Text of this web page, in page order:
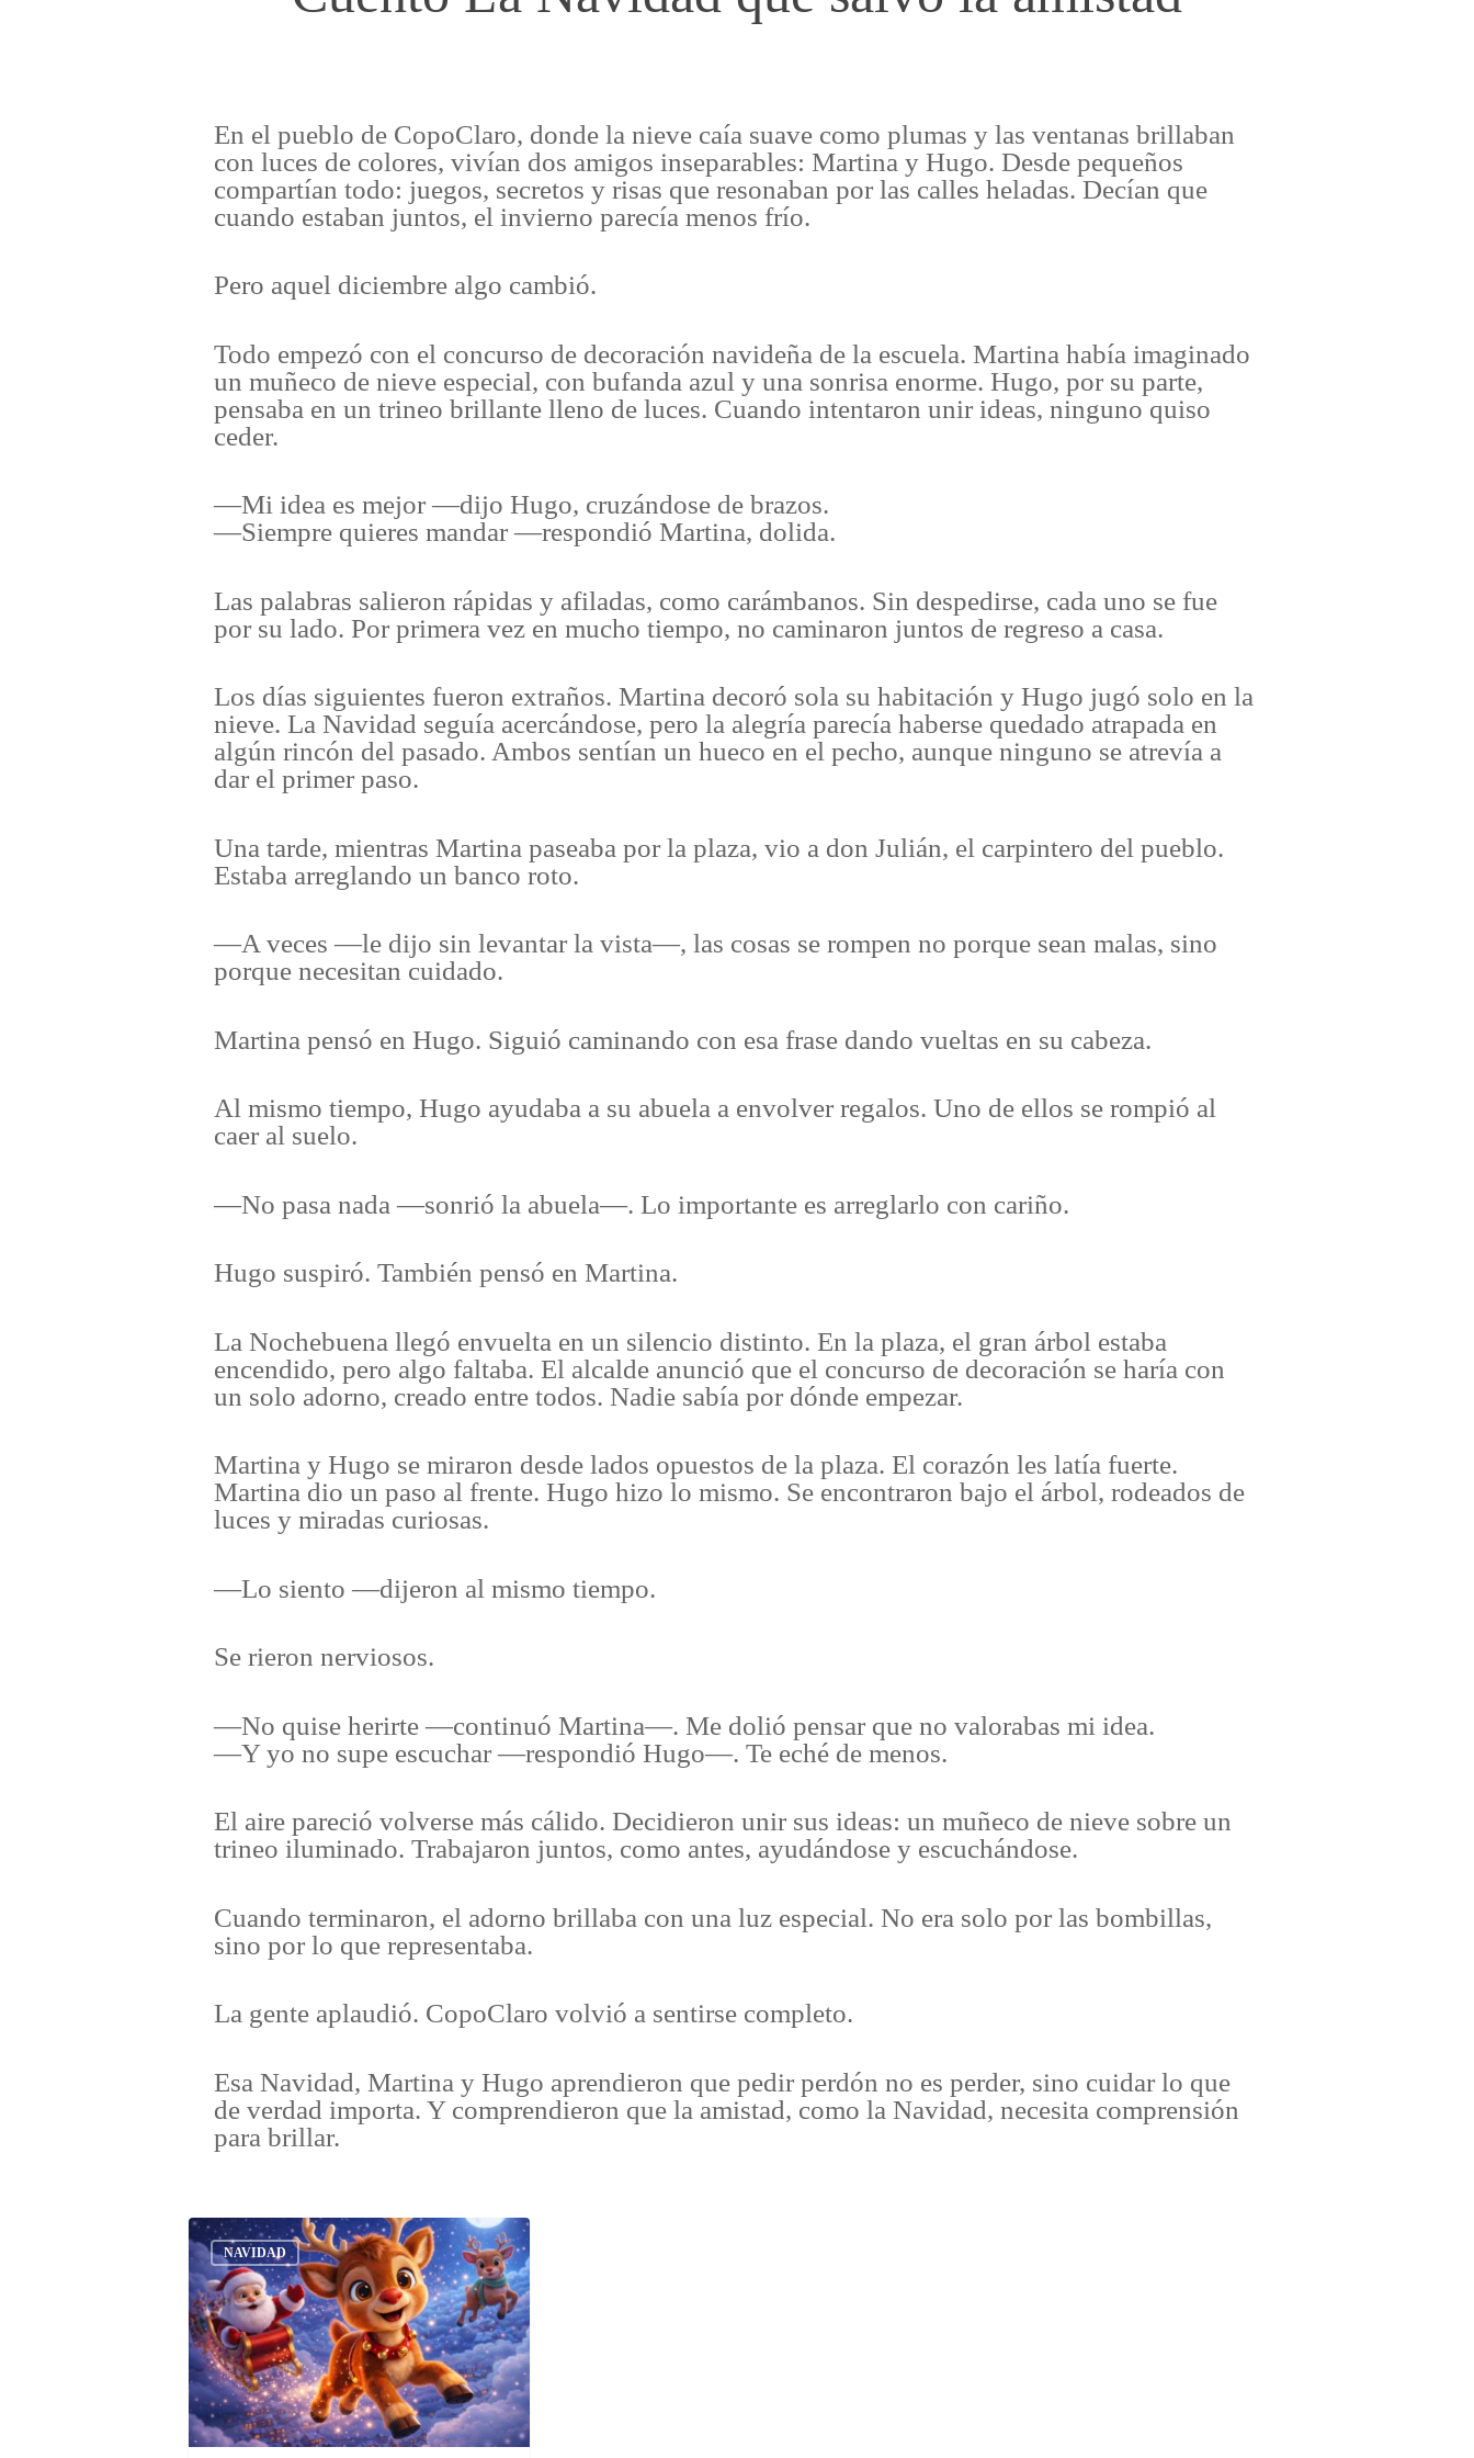
En el pueblo de CopoClaro, donde la nieve caía suave como plumas y las ventanas brillaban
con luces de colores, vivían dos amigos inseparables: Martina y Hugo. Desde pequeños
compartían todo: juegos, secretos y risas que resonaban por las calles heladas. Decían que
cuando estaban juntos, el invierno parecía menos frío.
Pero aquel diciembre algo cambió.
Todo empezó con el concurso de decoración navideña de la escuela. Martina había imaginado
un muñeco de nieve especial, con bufanda azul y una sonrisa enorme. Hugo, por su parte,
pensaba en un trineo brillante lleno de luces. Cuando intentaron unir ideas, ninguno quiso
ceder.
—Mi idea es mejor —dijo Hugo, cruzándose de brazos.
—Siempre quieres mandar —respondió Martina, dolida.
Las palabras salieron rápidas y afiladas, como carámbanos. Sin despedirse, cada uno se fue
por su lado. Por primera vez en mucho tiempo, no caminaron juntos de regreso a casa.
Los días siguientes fueron extraños. Martina decoró sola su habitación y Hugo jugó solo en la
nieve. La Navidad seguía acercándose, pero la alegría parecía haberse quedado atrapada en
algún rincón del pasado. Ambos sentían un hueco en el pecho, aunque ninguno se atrevía a
dar el primer paso.
Una tarde, mientras Martina paseaba por la plaza, vio a don Julián, el carpintero del pueblo.
Estaba arreglando un banco roto.
—A veces —le dijo sin levantar la vista—, las cosas se rompen no porque sean malas, sino
porque necesitan cuidado.
Martina pensó en Hugo. Siguió caminando con esa frase dando vueltas en su cabeza.
Al mismo tiempo, Hugo ayudaba a su abuela a envolver regalos. Uno de ellos se rompió al
caer al suelo.
—No pasa nada —sonrió la abuela—. Lo importante es arreglarlo con cariño.
Hugo suspiró. También pensó en Martina.
La Nochebuena llegó envuelta en un silencio distinto. En la plaza, el gran árbol estaba
encendido, pero algo faltaba. El alcalde anunció que el concurso de decoración se haría con
un solo adorno, creado entre todos. Nadie sabía por dónde empezar.
Martina y Hugo se miraron desde lados opuestos de la plaza. El corazón les latía fuerte.
Martina dio un paso al frente. Hugo hizo lo mismo. Se encontraron bajo el árbol, rodeados de
luces y miradas curiosas.
—Lo siento —dijeron al mismo tiempo.
Se rieron nerviosos.
—No quise herirte —continuó Martina—. Me dolió pensar que no valorabas mi idea.
—Y yo no supe escuchar —respondió Hugo—. Te eché de menos.
El aire pareció volverse más cálido. Decidieron unir sus ideas: un muñeco de nieve sobre un
trineo iluminado. Trabajaron juntos, como antes, ayudándose y escuchándose.
Cuando terminaron, el adorno brillaba con una luz especial. No era solo por las bombillas,
sino por lo que representaba.
La gente aplaudió. CopoClaro volvió a sentirse completo.
Esa Navidad, Martina y Hugo aprendieron que pedir perdón no es perder, sino cuidar lo que
de verdad importa. Y comprendieron que la amistad, como la Navidad, necesita comprensión
para brillar.
NAVIDAD